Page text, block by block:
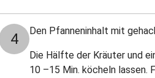
4 Den Pfanneninhalt mit
Die Hälfte der Kräuter und
10 –15 Min. köcheln lassen. F